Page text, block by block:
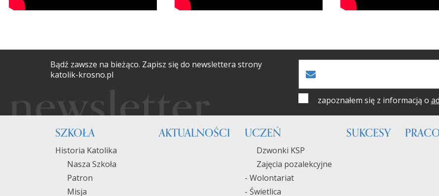
Bądź zawsze na bieżąco. Zapisz się do newslettera strony
katolik-krosno.pl
zapoznałem się z informacją o
SZKOŁA
Historia Katolika
Nasza Szkoła
Patron
Misja
AKTUALNOŚCI UCZEŃ
Dzwonki KSP
Zajęcia pozalekcyjne
- Wolontariat
- Świetlica
SUKCESY